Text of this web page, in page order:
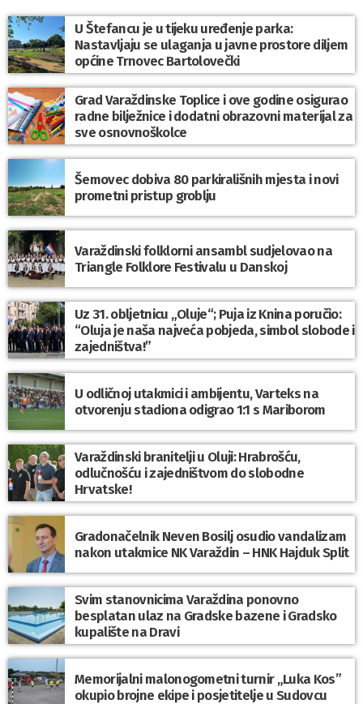
U Štefancu je u tijeku uređenje parka:
Nastavljaju se ulaganja u javne prostore diljem
općine Trnovec Bartolovečki
Grad Varaždinske Toplice i ove godine osigurao
radne bilježnice i dodatni obrazovni materijal za
sve osnovnoškolce
Šemovec dobiva 80 parkirališnih mjesta i novi
prometni pristup groblju
Varaždinski folklorni ansambl sudjelovao na
Triangle Folklore Festivalu u Danskoj
Uz 31. obljetnicu „Oluje“; Puja iz Knina poručio:
“Oluja je naša najveća pobjeda, simbol slobode i
zajedništva!”
U odličnoj utakmici i ambijentu, Varteks na
otvorenju stadiona odigrao 1:1 s Mariborom
Varaždinski branitelji u Oluji: Hrabrošću,
odlučnošću i zajedništvom do slobodne
Hrvatske!
Gradonačelnik Neven Bosilj osudio vandalizam
nakon utakmice NK Varaždin – HNK Hajduk Split
Svim stanovnicima Varaždina ponovno
besplatan ulaz na Gradske bazene i Gradsko
kupalište na Dravi
Memorijalni malonogometni turnir „Luka Kos”
okupio brojne ekipe i posjetitelje u Sudovcu